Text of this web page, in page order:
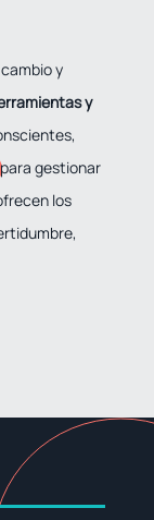
y
y
gestionar
los